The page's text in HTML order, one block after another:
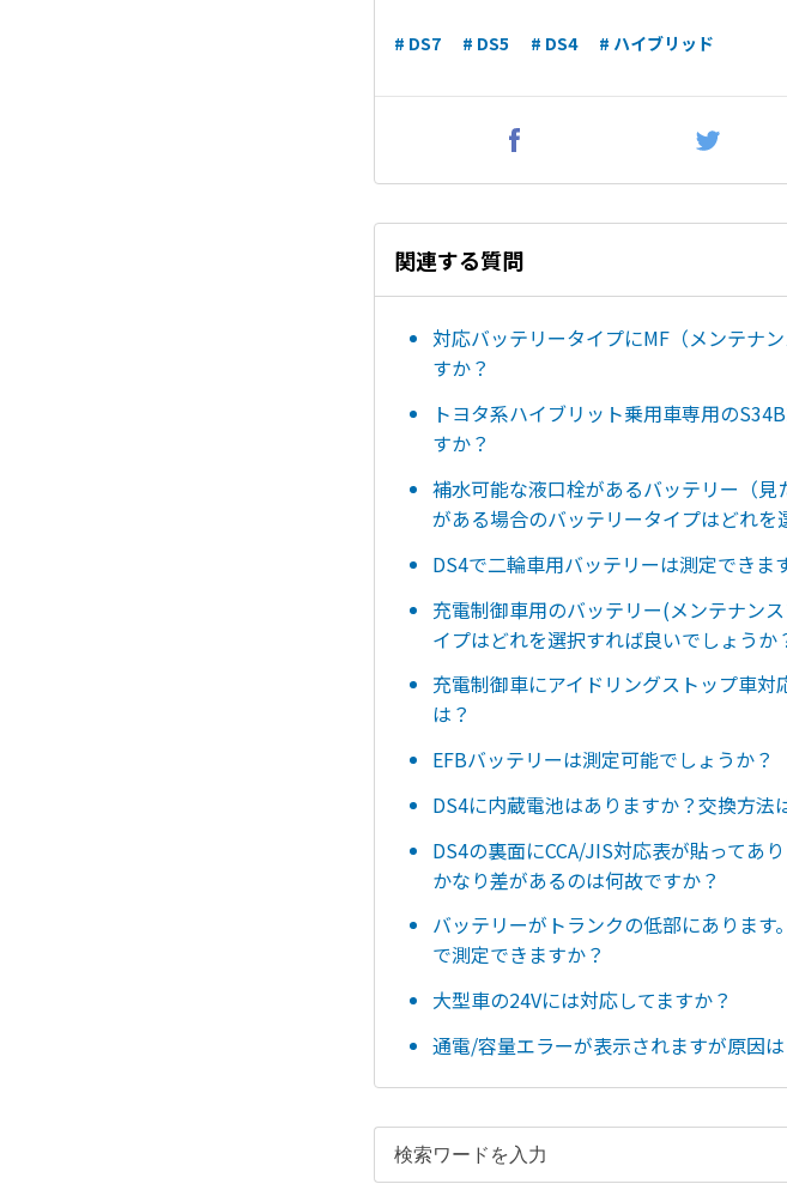
# DS7 # DS5 # DS4 # ハイブリッド
関連する質問
対応バッテリータイプにMF（メンテナ
すか？
トヨタ系ハイブリット乗用車専用の
すか？
補水可能な液口栓があるバッテリー（
がある場合のバッテリータイプはどれを
DS4で二輪車用バッテリーは測定できま
充電制御車用のバッテリー(メンテナン
イプはどれを選択すれば良いでしょうか
充電制御車にアイドリングストップ車
は？
EFBバッテリーは測定可能でしょうか？
DS4に内蔵電池はありますか？交換方法
DS4の裏面にCCA/JIS対応表が貼ってあ
かなり差があるのは何故ですか？
バッテリーがトランクの低部にありま
で測定できますか？
大型車の24Vには対応してますか？
通電/容量エラーが表示されますが原因は